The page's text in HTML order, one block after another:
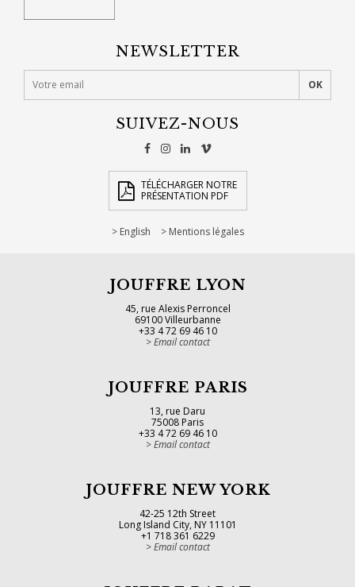
NEWSLETTER
SUIVEZ-NOUS
TÉLÉCHARGER NOTRE
PRÉSENTATION PDF
English Mentions légales
JOUFFRE LYON
45, rue Alexis Perroncel
69100 Villeurbanne
+33 4 72 69 46 10
Email contact
JOUFFRE PARIS
13, rue Daru
75008 Paris
+33 4 72 69 46 10
Email contact
JOUFFRE NEW YORK
42-25 12th Street
Long Island City, NY 11101
+1 718 361 6229
Email contact